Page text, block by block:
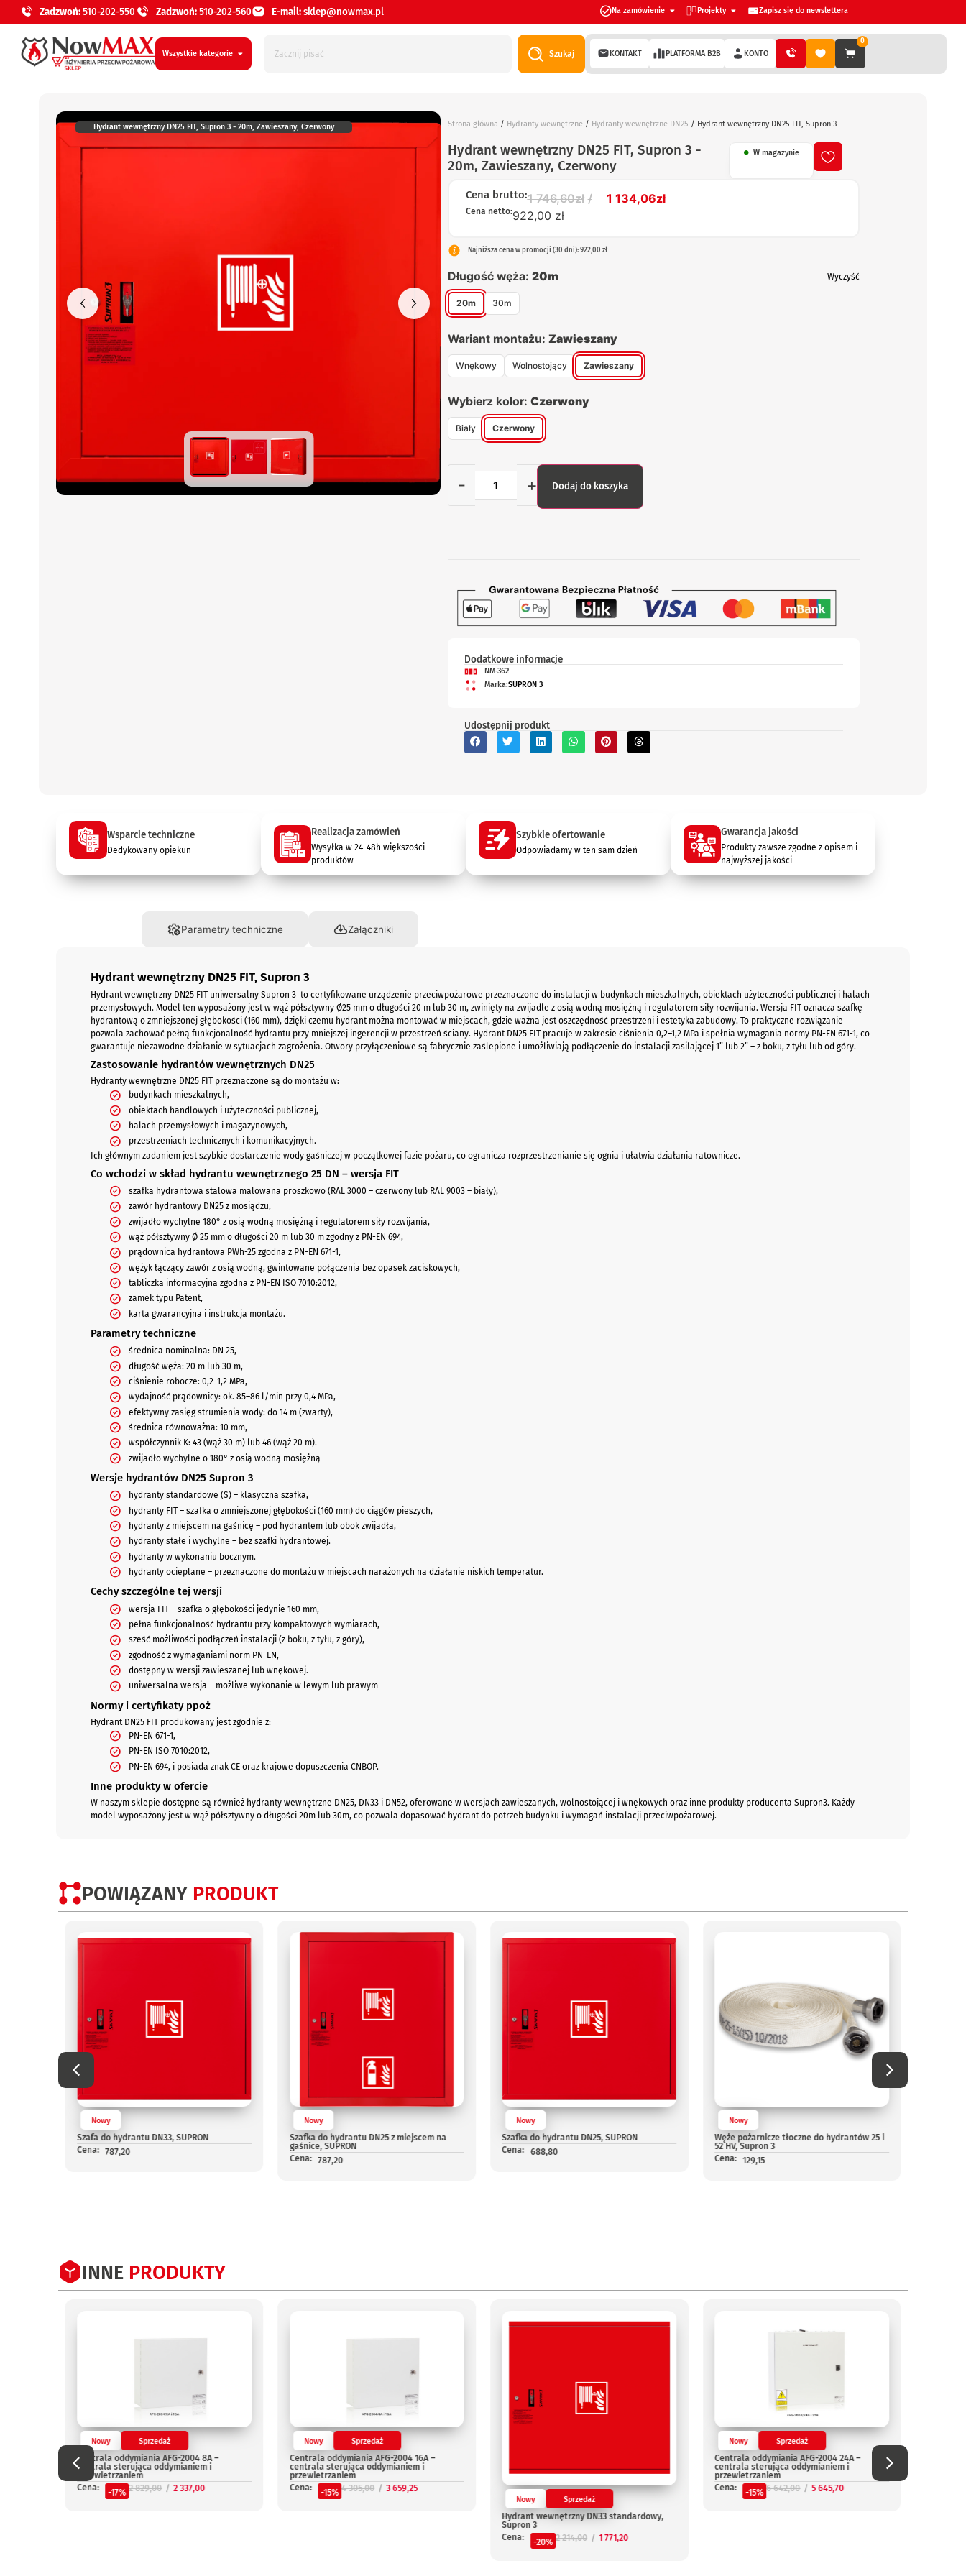
Zadzwoń:510-202-550 Zadzwoń:510-202-560 E-mail:sklep@nowmax.pl Na zamówienie Projekty Zapisz się do newslettera
Wszystkie kategorie Szukaj KONTAKT PLATFORMA B2B KONTO
0
Hydrant wewnętrzny DN25 FIT, Supron 3 - 20m, Zawieszany, Czerwony Strona główna/ Hydranty wewnętrzne/ Hydranty wewnętrzne DN25 / Hydrant wewnętrzny DN25 FIT, Supron 3
Hydrant wewnętrzny DN25 FIT, Supron 3 -
20m, Zawieszany, Czerwony
W magazynie
Cena brutto:1 746,60zł 1 134,06zł
Cena netto:922,00 zł
Najniższa cena w promocji (30 dni): 922,00 zł
Długość węża: 20m
20m 30m
Wariant montażu: Zawieszany
Wnękowy Wolnostojący Zawieszany
Wybierz kolor: Czerwony
Biały Czerwony
Wyczyść
- + Dodaj do koszyka
Dodatkowe informacje
NM-362
Marka:SUPRON 3
Udostępnij produkt
Wsparcie techniczne
Dedykowany opiekun
Realizacja zamówień
Wysyłka w 24-48h większości
produktów
Szybkie ofertowanie
Odpowiadamy w ten sam dzień
Gwarancja jakości
Produkty zawsze zgodne z opisem i
najwyższej jakości
Parametry techniczne Załączniki
Hydrant wewnętrzny DN25 FIT, Supron 3
Hydrant wewnętrzny DN25 FIT uniwersalny Supron 3 to certyfikowane urządzenie przeciwpożarowe przeznaczone do instalacji w budynkach mieszkalnych, obiektach użyteczności publicznej i halach
przemysłowych. Model ten wyposażony jest w wąż półsztywny Ø25 mm o długości 20 m lub 30 m, zwinięty na zwijadle z osią wodną mosiężną i regulatorem siły rozwijania. Wersja FIT oznacza szafkę
hydrantową o zmniejszonej głębokości (160 mm), dzięki czemu hydrant można montować w miejscach, gdzie ważna jest oszczędność przestrzeni i estetyka zabudowy. To praktyczne rozwiązanie
pozwala zachować pełną funkcjonalność hydrantu przy mniejszej ingerencji w przestrzeń ściany. Hydrant DN25 FIT pracuje w zakresie ciśnienia 0,2–1,2 MPa i spełnia wymagania normy PN-EN 671-1, co
gwarantuje niezawodne działanie w sytuacjach zagrożenia. Otwory przyłączeniowe są fabrycznie zaślepione i umożliwiają podłączenie do instalacji zasilającej 1” lub 2” – z boku, z tyłu lub od góry.
Zastosowanie hydrantów wewnętrznych DN25
Hydranty wewnętrzne DN25 FIT przeznaczone są do montażu w:
budynkach mieszkalnych,
obiektach handlowych i użyteczności publicznej,
halach przemysłowych i magazynowych,
przestrzeniach technicznych i komunikacyjnych.
Ich głównym zadaniem jest szybkie dostarczenie wody gaśniczej w początkowej fazie pożaru, co ogranicza rozprzestrzenianie się ognia i ułatwia działania ratownicze.
Co wchodzi w skład hydrantu wewnętrznego 25 DN – wersja FIT
szafka hydrantowa stalowa malowana proszkowo (RAL 3000 – czerwony lub RAL 9003 – biały),
zawór hydrantowy DN25 z mosiądzu,
zwijadło wychylne 180° z osią wodną mosiężną i regulatorem siły rozwijania,
wąż półsztywny Ø 25 mm o długości 20 m lub 30 m zgodny z PN-EN 694,
prądownica hydrantowa PWh-25 zgodna z PN-EN 671-1,
wężyk łączący zawór z osią wodną, gwintowane połączenia bez opasek zaciskowych,
tabliczka informacyjna zgodna z PN-EN ISO 7010:2012,
zamek typu Patent,
karta gwarancyjna i instrukcja montażu.
Parametry techniczne
średnica nominalna: DN 25,
długość węża: 20 m lub 30 m,
ciśnienie robocze: 0,2–1,2 MPa,
wydajność prądownicy: ok. 85–86 l/min przy 0,4 MPa,
efektywny zasięg strumienia wody: do 14 m (zwarty),
średnica równoważna: 10 mm,
współczynnik K: 43 (wąż 30 m) lub 46 (wąż 20 m).
zwijadło wychylne o 180° z osią wodną mosiężną
Wersje hydrantów DN25 Supron 3
hydranty standardowe (S) – klasyczna szafka,
hydranty FIT – szafka o zmniejszonej głębokości (160 mm) do ciągów pieszych,
hydranty z miejscem na gaśnicę – pod hydrantem lub obok zwijadła,
hydranty stałe i wychylne – bez szafki hydrantowej.
hydranty w wykonaniu bocznym.
hydranty ocieplane – przeznaczone do montażu w miejscach narażonych na działanie niskich temperatur.
Cechy szczególne tej wersji
wersja FIT – szafka o głębokości jedynie 160 mm,
pełna funkcjonalność hydrantu przy kompaktowych wymiarach,
sześć możliwości podłączeń instalacji (z boku, z tyłu, z góry),
zgodność z wymaganiami norm PN-EN,
dostępny w wersji zawieszanej lub wnękowej.
uniwersalna wersja – możliwe wykonanie w lewym lub prawym
Normy i certyfikaty ppoż
Hydrant DN25 FIT produkowany jest zgodnie z:
PN-EN 671-1,
PN-EN ISO 7010:2012,
PN-EN 694, i posiada znak CE oraz krajowe dopuszczenia CNBOP.
Inne produkty w ofercie
W naszym sklepie dostępne są również hydranty wewnętrzne DN25, DN33 i DN52, oferowane w wersjach zawieszanych, wolnostojącej i wnękowych oraz inne produkty producenta Supron3. Każdy
model wyposażony jest w wąż półsztywny o długości 20m lub 30m, co pozwala dopasować hydrant do potrzeb budynku i wymagań instalacji przeciwpożarowej.
POWIĄZANY PRODUKT
Nowy
Szafa do hydrantu DN33, SUPRON
Cena:
787,20
Nowy
Szafka do hydrantu DN25 z miejscem na
gaśnice, SUPRON
Cena: 787,20
Nowy
Szafka do hydrantu DN25, SUPRON
Cena:
688,80
Nowy
Węże pożarnicze tłoczne do hydrantów 25 i
52 HV, Supron 3
Cena:
129,15
INNE PRODUKTY
Nowy Sprzedaż
Centrala oddymiania AFG-2004 8A –
centrala sterująca oddymianiem i
przewietrzaniem
Cena:
-17% 2 829,00 2 337,00
Nowy Sprzedaż
Centrala oddymiania AFG-2004 16A –
centrala sterująca oddymianiem i
przewietrzaniem
Cena:
-15% 4 305,00 3 659,25
Nowy Sprzedaż
Hydrant wewnętrzny DN33 standardowy,
Supron 3
Cena:
-20% 2 214,00 1 771,20
Nowy Sprzedaż
Centrala oddymiania AFG-2004 24A –
centrala sterująca oddymianiem i
przewietrzaniem
Cena:
-15% 6 642,00 5 645,70